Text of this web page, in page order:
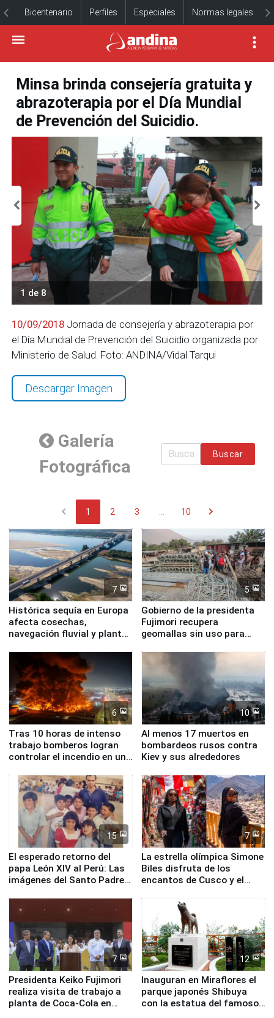
Bicentenario Perfiles Especiales Normas legales
Minsa brinda consejería gratuita y
abrazoterapia por el Día Mundial
de Prevención del Suicidio.
1 de 8
10/09/2018 Jornada de consejería y abrazoterapia por
el Día Mundial de Prevención del Suicidio organizada por
Ministerio de Salud. Foto: ANDINA/Vidal Tarqui
Descargar Imagen
Galería
Fotográfica
Buscar
chevron_left 1 2 3 10 chevron_right
7
Histórica sequía en Europa
afecta cosechas,
navegación fluvial y plantas
5
Gobierno de la presidenta
Fujimori recupera
geomallas sin uso para
Fenómeno El Niño
6
Tras 10 horas de intenso
trabajo bomberos logran
controlar el incendio en una
de Chile
10
Al menos 17 muertos en
bombardeos rusos contra
Kiev y sus alrededores
15
El esperado retorno del
papa León XIV al Perú: Las
imágenes del Santo Padre
7
La estrella olímpica Simone
Biles disfruta de los
encantos de Cusco y el
7
Presidenta Keiko Fujimori
realiza visita de trabajo a
planta de Coca-Cola en
12
Inauguran en Miraflores el
parque japonés Shibuya
con la estatua del famoso